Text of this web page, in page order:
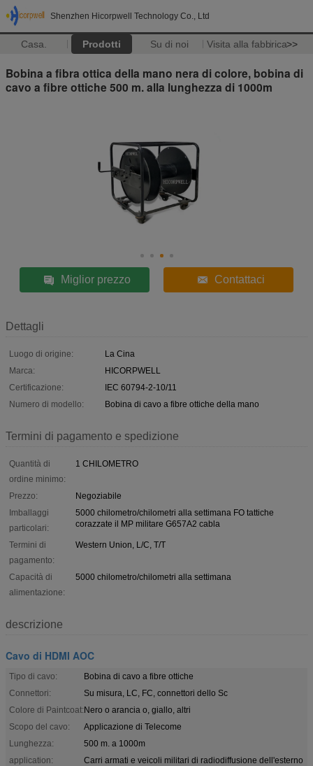
Shenzhen Hicorpwell Technology Co., Ltd
Casa. Prodotti Su di noi Visita alla fabbrica>>
Bobina a fibra ottica della mano nera di colore, bobina di
cavo a fibre ottiche 500 m. alla lunghezza di 1000m
Miglior prezzo Contattaci
Dettagli
Luogo di origine:
La Cina
Marca:
HICORPWELL
Certificazione:
IEC 60794-2-10/11
Numero di modello:
Bobina di cavo a fibre ottiche della mano
Termini di pagamento e spedizione
Quantità di
ordine minimo:
1 CHILOMETRO
Prezzo:
Negoziabile
Imballaggi
particolari:
5000 chilometro/chilometri alla settimana FO tattiche
corazzate il MP militare G657A2 cabla
Termini di
pagamento:
Western Union, L/C, T/T
Capacità di
alimentazione:
5000 chilometro/chilometri alla settimana
descrizione
Cavo di HDMI AOC
Tipo di cavo:
Bobina di cavo a fibre ottiche
Connettori:
Su misura, LC, FC, connettori dello Sc
Colore di Paintcoat:Nero o arancia o, giallo, altri
Scopo del cavo:
Applicazione di Telecome
Lunghezza:
500 m. a 1000m
application:
Carri armati e veicoli militari di radiodiffusione dell'esterno